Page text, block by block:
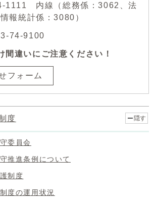
1111 内線（総務係：3062、法
報統計係：3080）
74-9100
間違いにご注意ください！
フォーム
度 隠す
委員会
推進条例について
制度
度の運用状況